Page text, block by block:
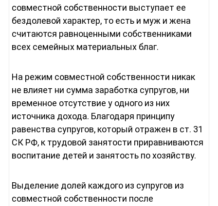
совместной собственности выступает ее
бездолевой характер, то есть и муж и жена
считаются равноценными собственниками
всех семейных материальных благ.
На режим совместной собственности никак
не влияет ни сумма заработка супругов, ни
временное отсутствие у одного из них
источника дохода. Благодаря принципу
равенства супругов, который отражен в ст. 31
СК РФ, к трудовой занятости приравниваются
воспитание детей и занятость по хозяйству.
Выделение долей каждого из супругов из
совместной собственности после